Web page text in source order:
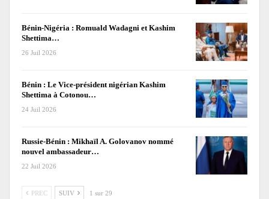
Bénin-Nigéria : Romuald Wadagni et Kashim
Shettima…
26 Juil 2026
Bénin : Le Vice-président nigérian Kashim
Shettima à Cotonou…
24 Juil 2026
Russie-Bénin : Mikhaïl A. Golovanov nommé
nouvel ambassadeur…
22 Juil 2026
PREC SUIV 1 sur 29